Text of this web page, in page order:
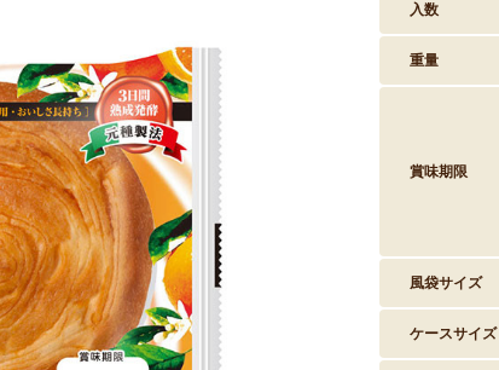
入数
重量
賞味期限
風袋サイズ
ケースサイズ